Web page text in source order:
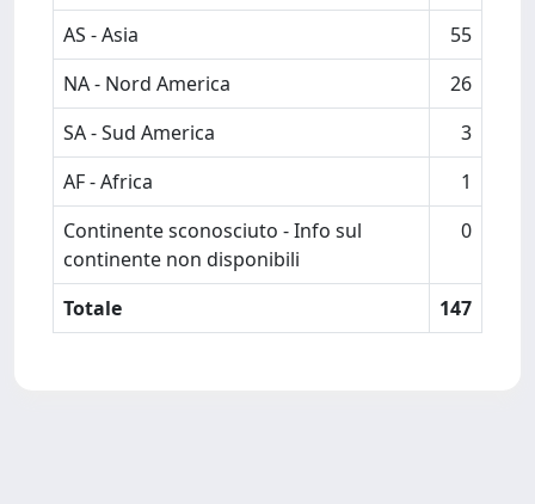
AS - Asia
55
NA - Nord America
26
SA - Sud America
3
AF - Africa
1
Continente sconosciuto - Info sul
continente non disponibili
0
Totale 147